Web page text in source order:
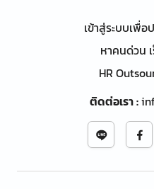
เข้าสู่ระบบเพื่
หาคนด่วน
HR
ติดต่อเรา: